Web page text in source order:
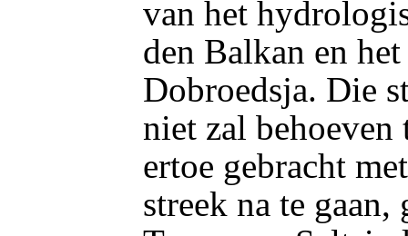
van het
den Balkan en
Dobroedsja. Die
niet zal
ertoe gebracht
streek na te gaan,